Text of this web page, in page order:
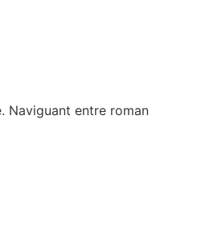
Naviguant entre roman